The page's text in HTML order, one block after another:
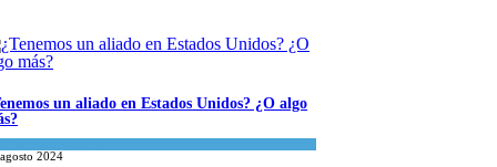
un aliado en Estados Unidos? ¿O algo
2024